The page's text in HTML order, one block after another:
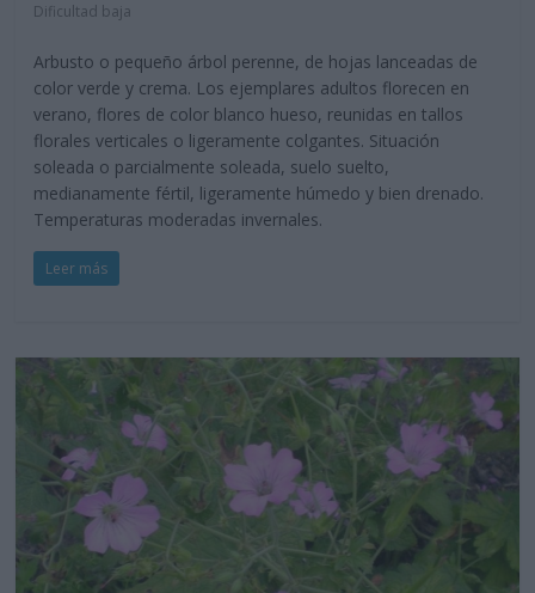
Dificultad baja
Arbusto o pequeño árbol perenne, de hojas lanceadas de
color verde y crema. Los ejemplares adultos florecen en
verano, flores de color blanco hueso, reunidas en tallos
florales verticales o ligeramente colgantes. Situación
soleada o parcialmente soleada, suelo suelto,
medianamente fértil, ligeramente húmedo y bien drenado.
Temperaturas moderadas invernales.
Leer más